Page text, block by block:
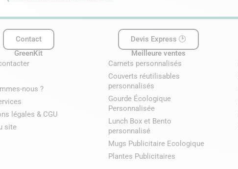
Contact
GreenKit
nous ?
légales & CGU
site
Devis Express 🕑
Meilleure ventes
Carnets personnalisés
Couverts réutilisables
personnalisés
Gourde Écologique
Personnalisée
Lunch Box et Bento
personnalisé
Mugs Publicitaire Ecologique
Plantes Publicitaires